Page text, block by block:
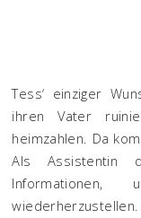
Tess‘ einziger
ihren Vater
heimzahlen. Da
Als Assistentin